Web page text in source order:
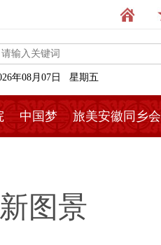
年08月07日 星期五
中国梦 旅美安徽同乡会
图景